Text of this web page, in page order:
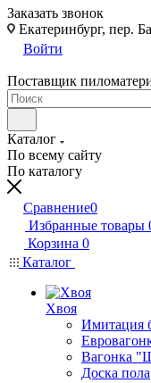
Заказать звонок
Екатеринбург, пер.
Войти
Поставщик
Каталог
По всему сайту
По каталогу
Сравнение0
Избранные товары
Корзина 0
Каталог
Хвоя
Имитация
Вагонка
Доска пола